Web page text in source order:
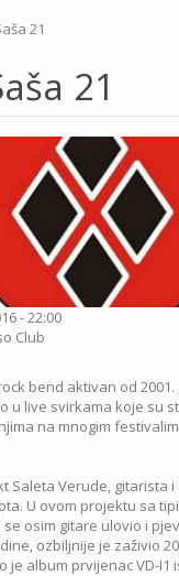
21
21
- 22:00
Club
bend aktivan od
u live svirkama koje su
na mnogim
Saleta Verude, gitarista
U ovom projektu sa
osim gitare ulovio i
ozbiljnije je zaživio
je album prvijenac VD-I1